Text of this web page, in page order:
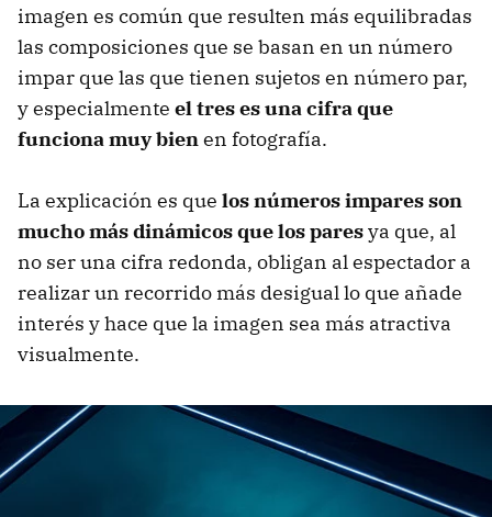
imagen es común que resulten más equilibradas
las composiciones que se basan en un número
impar que las que tienen sujetos en número par,
y especialmente el tres es una cifra que
funciona muy bienen fotografía.
La explicación es que los números impares son
mucho más dinámicos que los paresya que, al
no ser una cifra redonda, obligan al espectador a
realizar un recorrido más desigual lo que añade
interés y hace que la imagen sea más atractiva
visualmente.